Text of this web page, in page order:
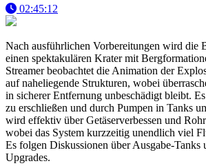
02:45:12
Nach ausführlichen Vorbereitungen wird die
einen spektakulären Krater mit
Streamer beobachtet die Animation der
auf naheliegende Strukturen, wobei
in sicherer Entfernung unbeschädigt bleibt.
zu erschließen und durch Pumpen in Tanks
wird effektiv über Getäserverbessen und
wobei das System kurzzeitig unendlich viel
Es folgen Diskussionen über Ausgabe-Tanks
Upgrades.